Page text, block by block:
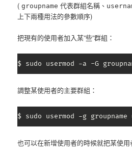
(groupname 代表群組名稱、
上下兩種用法的參數順序)
把現有的使用者加入某”些”群組：
$ sudo usermod -a -G
調整某使用者的主要群組：
$ sudo usermod -g groupname
也可以在新增使用者的時候就把某使用